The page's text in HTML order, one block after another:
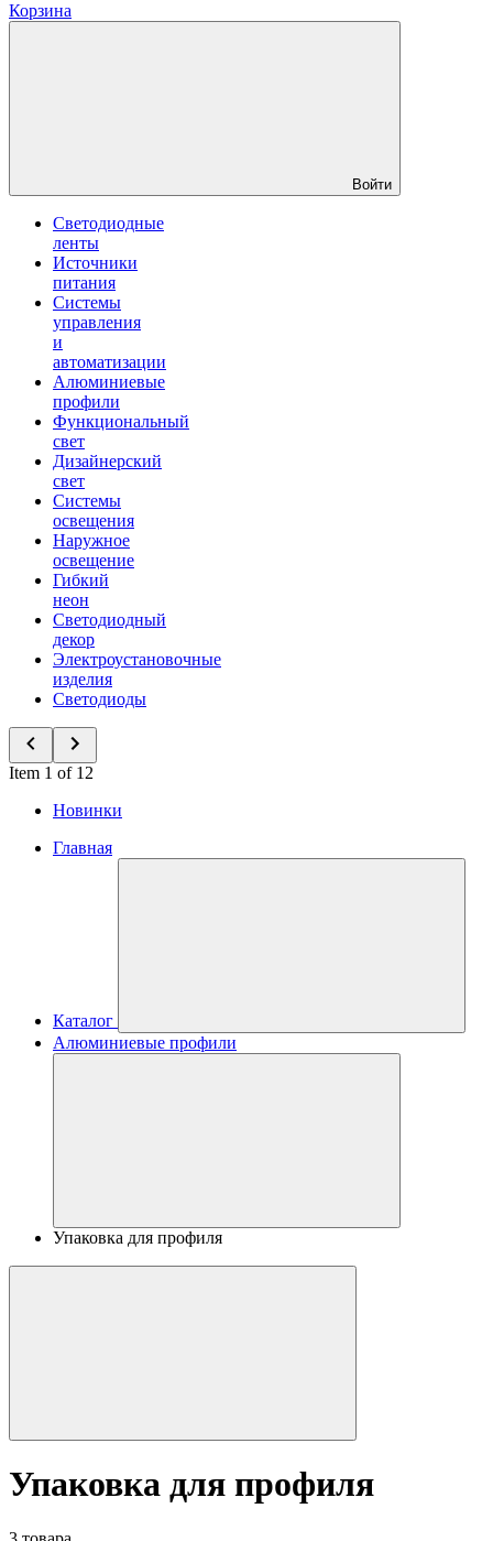
Корзина
Войти
Светодиодные
ленты
Источники
питания
Системы
управления
и
автоматизации
Алюминиевые
профили
Функциональный
свет
Дизайнерский
свет
Системы
освещения
Наружное
освещение
Гибкий
неон
Светодиодный
декор
Электроустановочные
изделия
Светодиоды
Item 1 of 12
Новинки
Главная
Каталог
Алюминиевые профили
Упаковка для профиля
Упаковка для профиля